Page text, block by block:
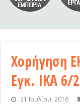
Χορήγηση
Εγκ. ΙΚΑ 6/
21 Ιουλίου, 2016